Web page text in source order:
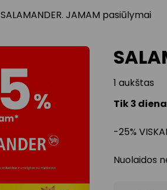
SALAMANDER. JAMAM pasiūlymai
1 aukštas
Tik 3
-25%
Nuolaidos